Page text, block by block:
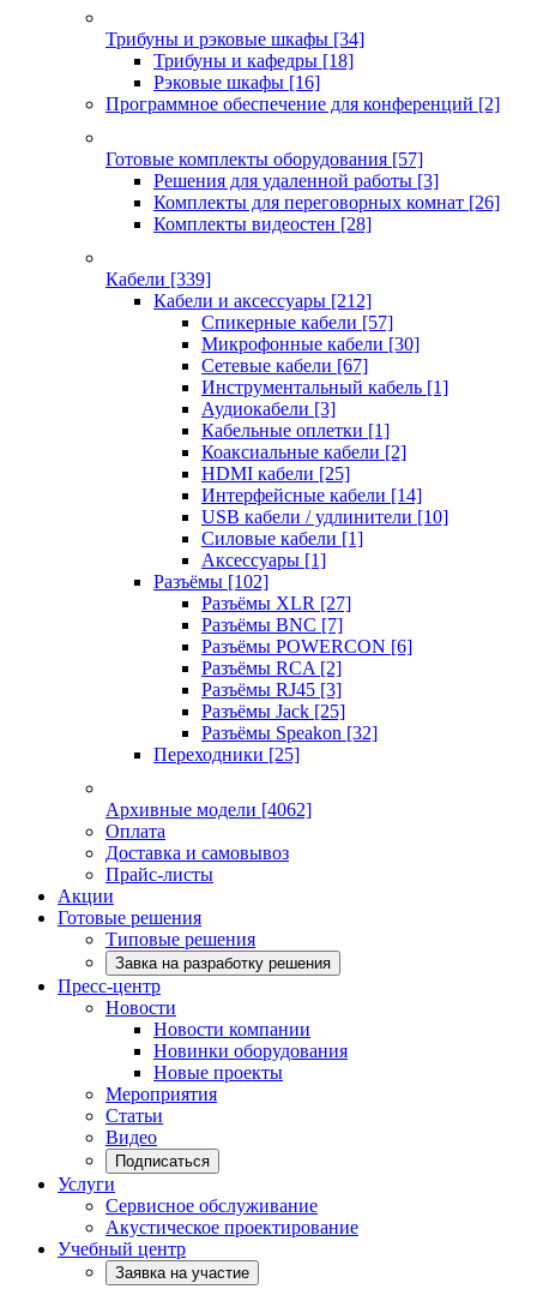
Трибуны и рэковые шкафы [34]
Трибуны и кафедры [18]
Рэковые шкафы [16]
Программное обеспечение для конференций [2]
Готовые комплекты оборудования [57]
Решения для удаленной работы [3]
Комплекты для переговорных комнат [26]
Комплекты видеостен [28]
Кабели [339]
Кабели и аксессуары [212]
Спикерные кабели [57]
Микрофонные кабели [30]
Сетевые кабели [67]
Инструментальный кабель [1]
Аудиокабели [3]
Кабельные оплетки [1]
Коаксиальные кабели [2]
HDMI кабели [25]
Интерфейсные кабели [14]
USB кабели / удлинители [10]
Силовые кабели [1]
Аксессуары [1]
Разъёмы [102]
Разъёмы XLR [27]
Разъёмы BNC [7]
Разъёмы POWERCON [6]
Разъёмы RCA [2]
Разъёмы RJ45 [3]
Разъёмы Jack [25]
Разъёмы Speakon [32]
Переходники [25]
Архивные модели [4062]
Оплата
Доставка и самовывоз
Прайс-листы
Акции
Готовые решения
Типовые решения
Завка на разработку решения
Пресс-центр
Новости
Новости компании
Новинки оборудования
Новые проекты
Мероприятия
Статьи
Видео
Подписаться
Услуги
Сервисное обслуживание
Акустическое проектирование
Учебный центр
Заявка на участие